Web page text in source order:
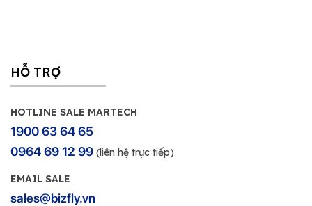
HỖ TRỢ
HOTLINE SALE MARTECH
1900 63 64 65
0964 69 12 99 (liên hệ trực tiếp)
EMAIL SALE
sales@bizfly.vn